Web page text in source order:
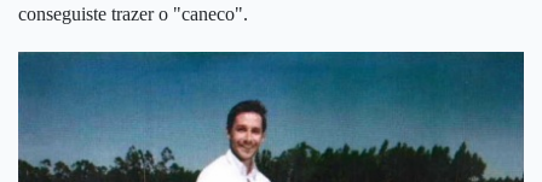
conseguiste trazer o "caneco".